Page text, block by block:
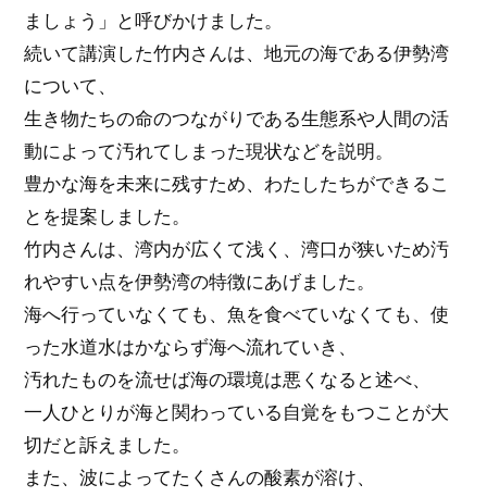
ましょう」と呼びかけました。
続いて講演した竹内さんは、地元の海である伊勢湾
について、
生き物たちの命のつながりである生態系や人間の活
動によって汚れてしまった現状などを説明。
豊かな海を未来に残すため、わたしたちができるこ
とを提案しました。
竹内さんは、湾内が広くて浅く、湾口が狭いため汚
れやすい点を伊勢湾の特徴にあげました。
海へ行っていなくても、魚を食べていなくても、使
った水道水はかならず海へ流れていき、
汚れたものを流せば海の環境は悪くなると述べ、
一人ひとりが海と関わっている自覚をもつことが大
切だと訴えました。
また、波によってたくさんの酸素が溶け、